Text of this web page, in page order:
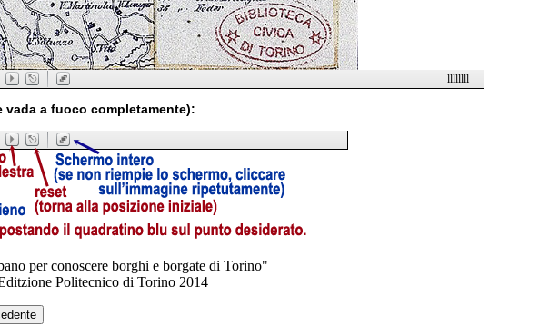
llllllll
a fuoco completamente):
per conoscere borghi e borgate di Torino"
Politecnico di Torino 2014